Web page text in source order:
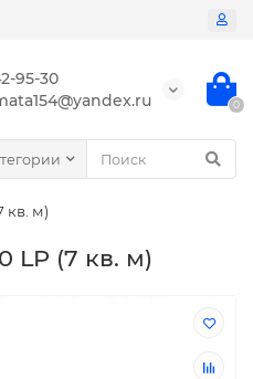
95-30
0
кв. м)
LP (7 кв. м)